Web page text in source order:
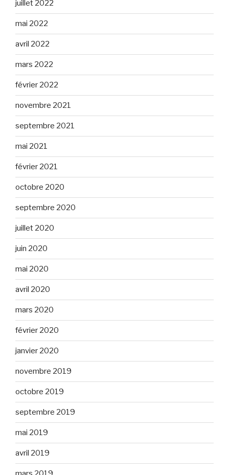
juillet 2022
mai 2022
avril 2022
mars 2022
février 2022
novembre 2021
septembre 2021
mai 2021
février 2021
octobre 2020
septembre 2020
juillet 2020
juin 2020
mai 2020
avril 2020
mars 2020
février 2020
janvier 2020
novembre 2019
octobre 2019
septembre 2019
mai 2019
avril 2019